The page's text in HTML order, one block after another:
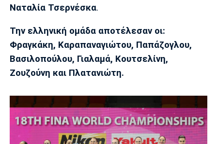
Γιουνάιτεντ
Λίβερπουλ
Μάντσεστερ
Σίτι
Γιουβέντους
Ίντερ Μίλαν Μπάγερν
Ναταλία Τσερνέσκα.
Την ελληνική ομάδα αποτέλεσαν οι:
Φραγκάκη, Καραπαναγιώτου, Παπάζογλου,
Βασιλοπούλου, Γιαλαμά, Κουτσελίνη,
Ζουζούνη και Πλατανιώτη.